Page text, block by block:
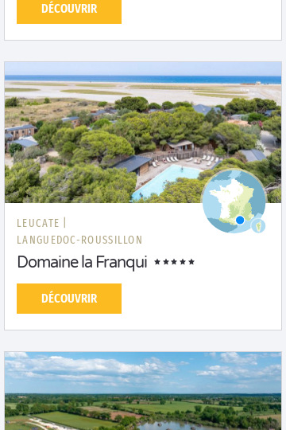
DÉCOUVRIR
LEUCATE |
LANGUEDOC-ROUSSILLON
Domaine la Franqui
DÉCOUVRIR